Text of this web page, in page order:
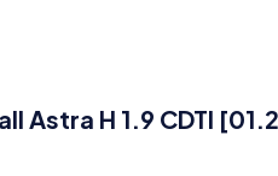
Astra H 1.9 CDTI